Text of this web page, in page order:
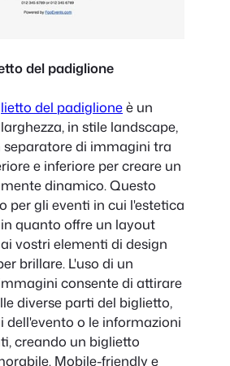
del padiglione
del padiglioneè un
in stile landscape,
separatore di immagini tra
e inferiore per creare un
dinamico. Questo
per gli eventi in cui l'estetica
quanto offre un layout
vostri elementi di design
brillare. L'uso di un
consente di attirare
diverse parti del biglietto,
dell'evento o le informazioni
creando un biglietto
Mobile-friendly e